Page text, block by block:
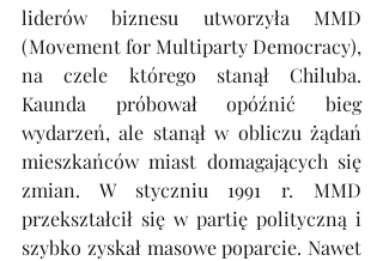
liderów biznesu utworzyła MMD
(Movement for Multiparty Democracy),
na czele którego stanął Chiluba.
Kaunda próbował opóźnić bieg
wydarzeń, ale stanął w obliczu żądań
mieszkańców miast domagających się
zmian. W styczniu 1991 r. MMD
przekształcił się w partię polityczną i
szybko zyskał masowe poparcie. Nawet